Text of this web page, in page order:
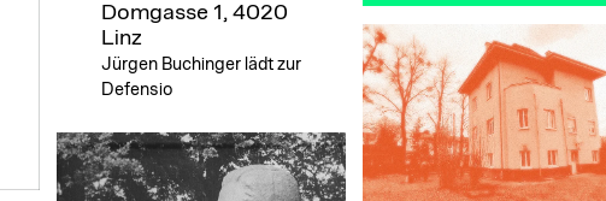
Domgasse 1, 4020
Linz
Jürgen Buchinger lädt zur
Defensio